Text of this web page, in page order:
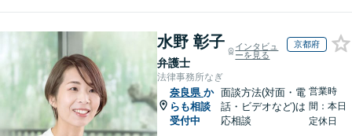
水野 彰子
弁護士
インタビュ
ーを見る
京都府
法律事務所なぎ
奈良県 か
らも相談
受付中
面談方法(対面・電
話・ビデオなど)は
応相談
営業時
間：本日
定休日